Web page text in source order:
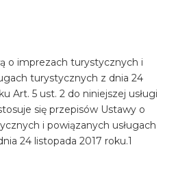
o imprezach turystycznych i
turystycznych z dnia 24
Art. 5 ust. 2 do niniejszej usługi
się przepisów Ustawy o
i powiązanych usługach
24 listopada 2017 roku.1